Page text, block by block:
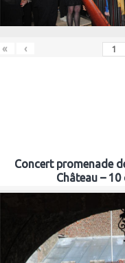
« ‹
Concert promenade
Château –